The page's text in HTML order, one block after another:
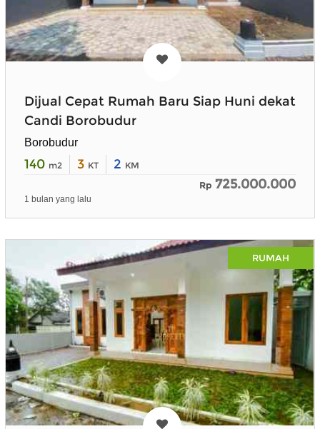
Dijual Cepat Rumah Baru Siap Huni dekat
Candi Borobudur
Borobudur
140 m2 3 KT 2 KM
Rp 725.000.000
1 bulan yang lalu
RUMAH